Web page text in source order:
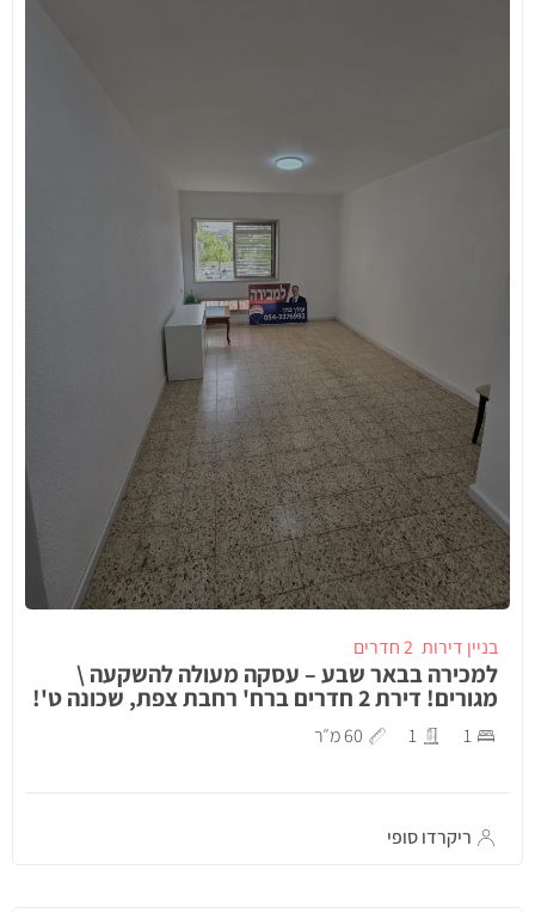
בניין דירות 2 חדרים
למכירה בבאר שבע – עסקה מעולה להשקעה \
מגורים! דירת 2 חדרים ברח' רחבת צפת, שכונה ט'!
1
1 60 מ״ר
ריקרדו סופי